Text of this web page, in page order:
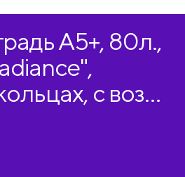
А5+, 80л.,
с возм.